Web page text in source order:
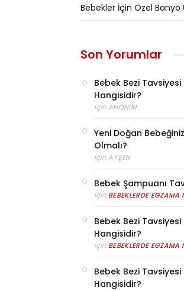
Bebekler İçin Özel Banyo
Son Yorumlar
Bebek Bezi Tavsiyesi
Hangisidir?
için ANONIM
Yeni Doğan
Olmalı?
için AYŞEN
Bebek Şampuanı
için BEBEKLERDE
Bebek Bezi Tavsiyesi
Hangisidir?
için BEBEKLERDE
Bebek Bezi Tavsiyesi
Hangisidir?